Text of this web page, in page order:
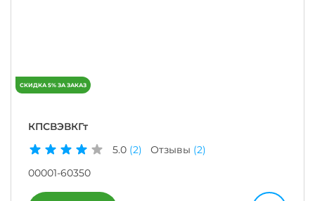
КПСВЭВКГт
5.0 (2) Отзывы (2)
00001-60350